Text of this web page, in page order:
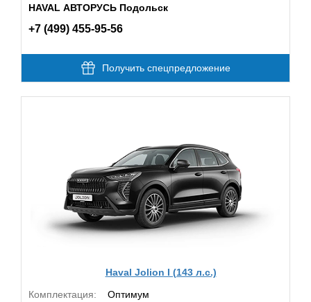
HAVAL АВТОРУСЬ Подольск
+7 (499) 455-95-56
Получить спецпредложение
Haval Jolion I (143 л.с.)
Комплектация:
Оптимум